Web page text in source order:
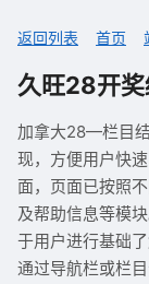
返回列表 首页
久旺28开
加拿大28—栏目
现，方便用户快
面，页面已按照
及帮助信息等模
于用户进行基础
通过导航栏或栏